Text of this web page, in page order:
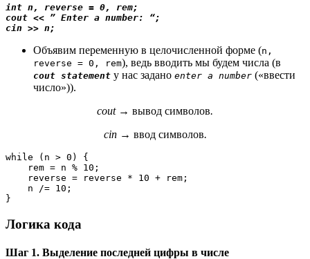
int n, reverse = 0, rem;
cout << ” Enter a number: “;
cin >> n;
Объявим переменную в целочисленной форме (n,
reverse = 0, rem), ведь вводить мы будем числа (в
cout statement у нас задано enter a number («ввести
число»)).
cout → вывод символов.
cin → ввод символов.
while (n > 0) {
}
Логика кода
Шаг 1. Выделение последней цифры в числе